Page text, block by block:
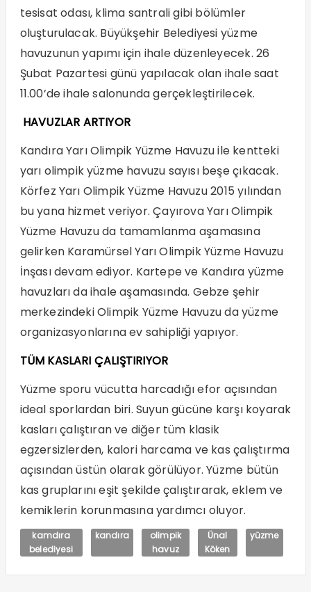
tesisat odası, klima santrali gibi bölümler
oluşturulacak. Büyükşehir Belediyesi yüzme
havuzunun yapımı için ihale düzenleyecek. 26
Şubat Pazartesi günü yapılacak olan ihale saat
11.00’de ihale salonunda gerçekleştirilecek.
HAVUZLAR ARTIYOR
Kandıra Yarı Olimpik Yüzme Havuzu ile kentteki
yarı olimpik yüzme havuzu sayısı beşe çıkacak.
Körfez Yarı Olimpik Yüzme Havuzu 2015 yılından
bu yana hizmet veriyor. Çayırova Yarı Olimpik
Yüzme Havuzu da tamamlanma aşamasına
gelirken Karamürsel Yarı Olimpik Yüzme Havuzu
İnşası devam ediyor. Kartepe ve Kandıra yüzme
havuzları da ihale aşamasında. Gebze şehir
merkezindeki Olimpik Yüzme Havuzu da yüzme
organizasyonlarına ev sahipliği yapıyor.
TÜM KASLARI ÇALIŞTIRIYOR
Yüzme sporu vücutta harcadığı efor açısından
ideal sporlardan biri. Suyun gücüne karşı koyarak
kasları çalıştıran ve diğer tüm klasik
egzersizlerden, kalori harcama ve kas çalıştırma
açısından üstün olarak görülüyor. Yüzme bütün
kas gruplarını eşit şekilde çalıştırarak, eklem ve
kemiklerin korunmasına yardımcı oluyor.
kamdıra
belediyesi
kandıra
olimpik
havuz
Ünal
Köken
yüzme